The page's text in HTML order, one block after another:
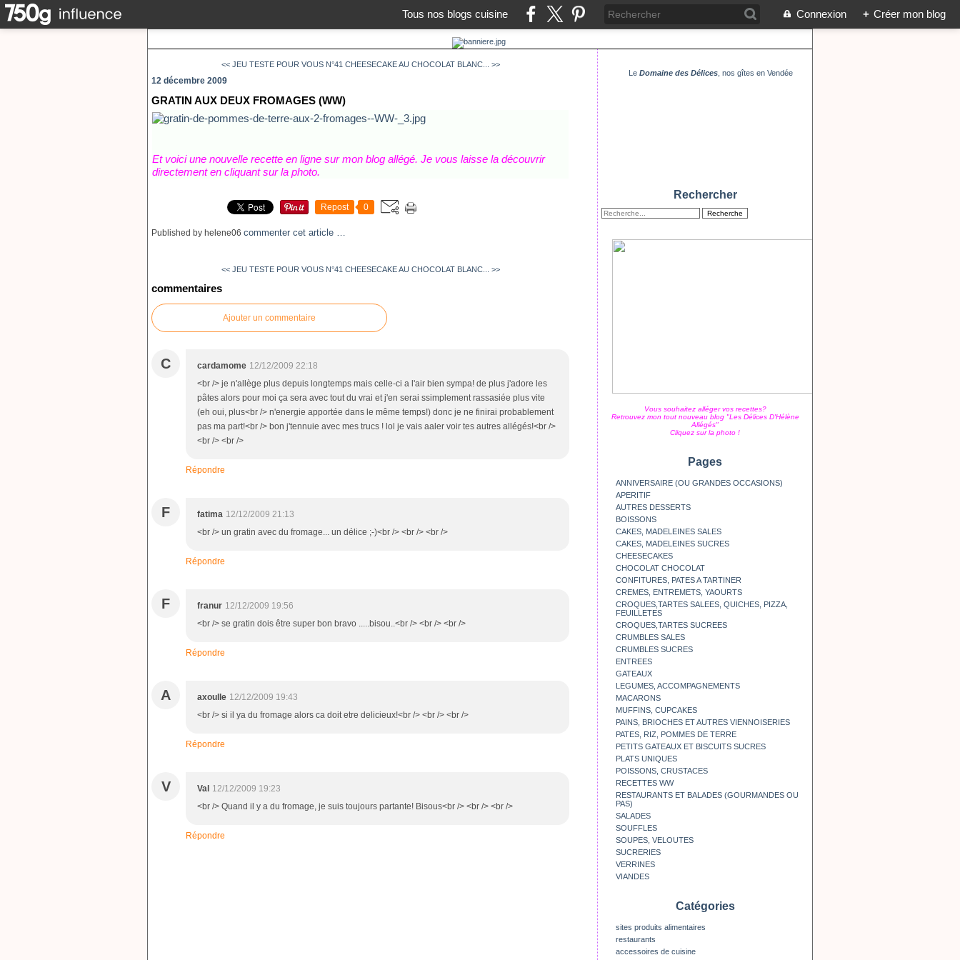
Tous nos blogs cuisine Connexion + Créer mon blog
<< JEU TESTE POUR VOUS N°41 CHEESECAKE AU CHOCOLAT BLANC... >>
12 décembre 2009
GRATIN AUX DEUX FROMAGES (WW)
Et voici une nouvelle recette en ligne sur mon blog allégé. Je vous laisse la découvrir
directement en cliquant sur la photo.
Repost 0
Published by helene06 commenter cet article …
<< JEU TESTE POUR VOUS N°41 CHEESECAKE AU CHOCOLAT BLANC... >>
commentaires
Ajouter un commentaire
C cardamome 12/12/2009 22:18
<br /> je n'allège plus depuis longtemps mais celle-ci a l'air bien sympa! de plus j'adore les
pâtes alors pour moi ça sera avec tout du vrai et j'en serai ssimplement rassasiée plus vite
(eh oui, plus<br /> n'energie apportée dans le même temps!) donc je ne finirai probablement
pas ma part!<br /> bon j'tennuie avec mes trucs ! lol je vais aaler voir tes autres allégés!<br />
<br /> <br />
Répondre
F fatima 12/12/2009 21:13
<br /> un gratin avec du fromage... un délice ;-)<br /> <br /> <br />
Répondre
F franur 12/12/2009 19:56
<br /> se gratin dois être super bon bravo .....bisou..<br /> <br /> <br />
Répondre
A axoulle 12/12/2009 19:43
<br /> si il ya du fromage alors ca doit etre delicieux!<br /> <br /> <br />
Répondre
V Val 12/12/2009 19:23
<br /> Quand il y a du fromage, je suis toujours partante! Bisous<br /> <br /> <br />
Répondre
Le Domaine des Délices, nos gîtes en Vendée
Rechercher
Vous souhaitez alléger vos recettes?
Retrouvez mon tout nouveau blog "Les Délices D'Hélène
Allégés"
Cliquez sur la photo !
Pages
ANNIVERSAIRE (OU GRANDES OCCASIONS)
APERITIF
AUTRES DESSERTS
BOISSONS
CAKES, MADELEINES SALES
CAKES, MADELEINES SUCRES
CHEESECAKES
CHOCOLAT CHOCOLAT
CONFITURES, PATES A TARTINER
CREMES, ENTREMETS, YAOURTS
CROQUES,TARTES SALEES, QUICHES, PIZZA,
FEUILLETES
CROQUES,TARTES SUCREES
CRUMBLES SALES
CRUMBLES SUCRES
ENTREES
GATEAUX
LEGUMES, ACCOMPAGNEMENTS
MACARONS
MUFFINS, CUPCAKES
PAINS, BRIOCHES ET AUTRES VIENNOISERIES
PATES, RIZ, POMMES DE TERRE
PETITS GATEAUX ET BISCUITS SUCRES
PLATS UNIQUES
POISSONS, CRUSTACES
RECETTES WW
RESTAURANTS ET BALADES (GOURMANDES OU
PAS)
SALADES
SOUFFLES
SOUPES, VELOUTES
SUCRERIES
VERRINES
VIANDES
Catégories
sites produits alimentaires
restaurants
accessoires de cuisine